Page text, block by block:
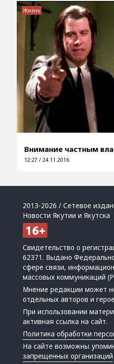
Внимание частным
12:27 / 24.11.2016
Жизнь
2013-2026 / Сетевое
Новости Якутии и Якутска
Свидетельство о
62371. Выдано
сфере связи,
массовых коммуникаций
Мнение редакции может
отдельных авторов и
При использовании
активная ссылка на сайт.
Политика обработки
На сайте возможны
запрещенных организаций